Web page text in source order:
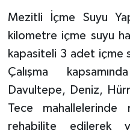
Mezitli İçme Suyu
kilometre içme suyu
kapasiteli 3 adet içme
Çalışma
Davultepe, Deniz,
Tece mahallelerinde
rehabilite edilerek